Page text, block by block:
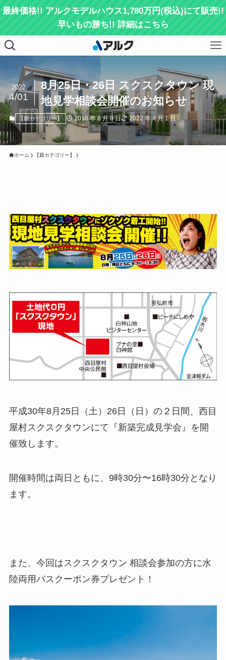
最終価格!! アルクモデルハウス1,780万円(税込)にて販売!!
早いもの勝ち!! 詳細はこちら
8月25日・26日 スクスクタウン 現
地見学相談会開催のお知らせ
2022
4/01
【親カテゴリー】 2018 年 8 月 8 日 2022 年 4 月 1 日
ホーム 【親カテゴリー】
平成30年8月25日（土）26日（日）の２日間、西目
屋村スクスクタウンにて『新築完成見学会』を開
催致します。
開催時間は両日ともに、9時30分〜16時30分となり
ます。
また、今回はスクスクタウン 相談会参加の方に水
陸両用バスクーポン券プレゼント！